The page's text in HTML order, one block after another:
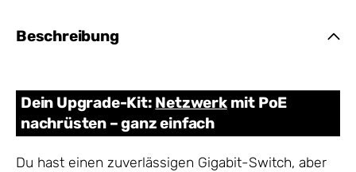
Beschreibung
Dein Upgrade-Kit: Netzwerkmit PoE
nachrüsten – ganz einfach
Du hast einen zuverlässigen Gigabit-Switch, aber